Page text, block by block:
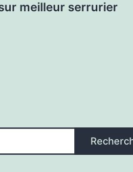
meilleur serrurier